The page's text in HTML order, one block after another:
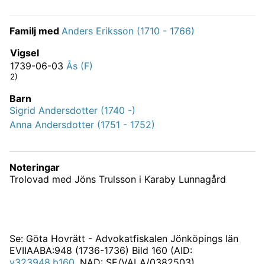
Familj med Anders Eriksson (1710 - 1766)
Vigsel
1739-06-03 Ås (F)
2)
Barn
Sigrid Andersdotter (1740 -)
Anna Andersdotter (1751 - 1752)
Noteringar
Trolovad med Jöns Trulsson i Karaby Lunnagård
Se: Göta Hovrätt - Advokatfiskalen Jönköpings län
EVIIAABA:948 (1736-1736) Bild 160 (AID: